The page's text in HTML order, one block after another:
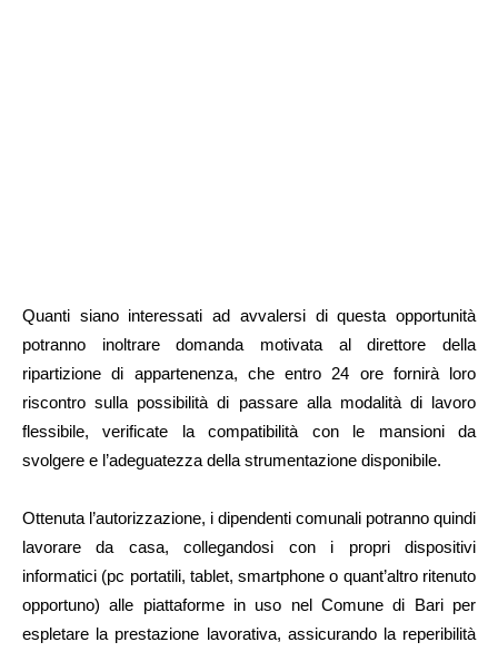
Quanti siano interessati ad avvalersi di questa opportunità
potranno inoltrare domanda motivata al direttore della
ripartizione di appartenenza, che entro 24 ore fornirà loro
riscontro sulla possibilità di passare alla modalità di lavoro
flessibile, verificate la compatibilità con le mansioni da
svolgere e l’adeguatezza della strumentazione disponibile.
Ottenuta l’autorizzazione, i dipendenti comunali potranno quindi
lavorare da casa, collegandosi con i propri dispositivi
informatici (pc portatili, tablet, smartphone o quant’altro ritenuto
opportuno) alle piattaforme in uso nel Comune di Bari per
espletare la prestazione lavorativa, assicurando la reperibilità